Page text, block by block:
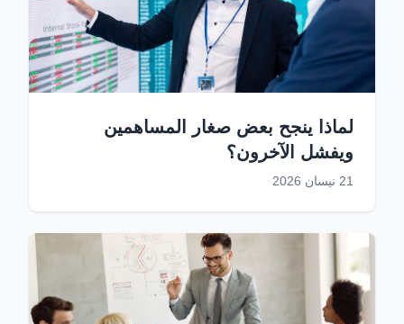
لماذا ينجح بعض صغار المساهمين
ويفشل الآخرون؟
21 نيسان 2026